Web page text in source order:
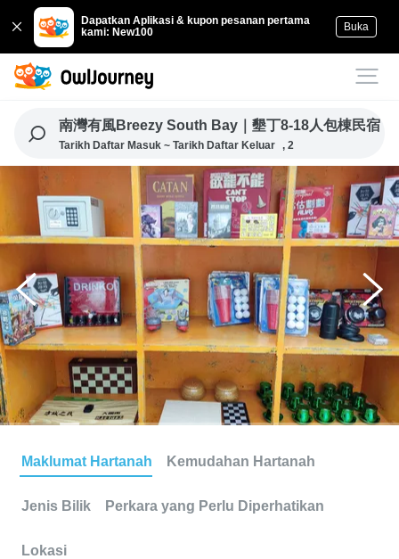
Dapatkan Aplikasi & kupon pesanan pertama
kami: New100
Buka
南灣有風Breezy South Bay｜墾丁8-18人包棟民宿
Tarikh Daftar Masuk ~ Tarikh Daftar Keluar , 2
Maklumat Hartanah Kemudahan Hartanah
Jenis Bilik Perkara yang Perlu Diperhatikan
Lokasi